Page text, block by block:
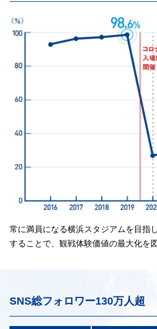
常に満員になる横浜スタジアムを目指
することで、観戦体験価値の最大化を
SNS総フォロワー130万人超